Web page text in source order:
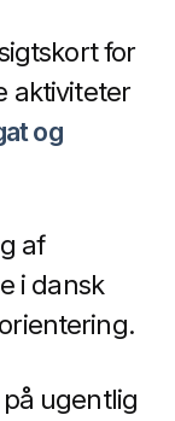
for
aktiviteter
og
af
i dansk
ugentlig